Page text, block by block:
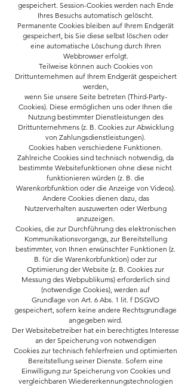
gespeichert. Session-Cookies werden nach Ende
Ihres Besuchs automatisch gelöscht.
Permanente Cookies bleiben auf Ihrem Endgerät
gespeichert, bis Sie diese selbst löschen oder
eine automatische Löschung durch Ihren
Webbrowser erfolgt.
Teilweise können auch Cookies von
Drittunternehmen auf Ihrem Endgerät gespeichert
werden,
wenn Sie unsere Seite betreten (Third-Party-
Cookies). Diese ermöglichen uns oder Ihnen die
Nutzung bestimmter Dienstleistungen des
Drittunternehmens (z. B. Cookies zur Abwicklung
von Zahlungsdienstleistungen).
Cookies haben verschiedene Funktionen.
Zahlreiche Cookies sind technisch notwendig, da
bestimmte Websitefunktionen ohne diese nicht
funktionieren würden (z. B. die
Warenkorbfunktion oder die Anzeige von Videos).
Andere Cookies dienen dazu, das
Nutzerverhalten auszuwerten oder Werbung
anzuzeigen.
Cookies, die zur Durchführung des elektronischen
Kommunikationsvorgangs, zur Bereitstellung
bestimmter, von Ihnen erwünschter Funktionen (z.
B. für die Warenkorbfunktion) oder zur
Optimierung der Website (z. B. Cookies zur
Messung des Webpublikums) erforderlich sind
(notwendige Cookies), werden auf
Grundlage von Art. 6 Abs. 1 lit. f DSGVO
gespeichert, sofern keine andere Rechtsgrundlage
angegeben wird.
Der Websitebetreiber hat ein berechtigtes Interesse
an der Speicherung von notwendigen
Cookies zur technisch fehlerfreien und optimierten
Bereitstellung seiner Dienste. Sofern eine
Einwilligung zur Speicherung von Cookies und
vergleichbaren Wiedererkennungstechnologien